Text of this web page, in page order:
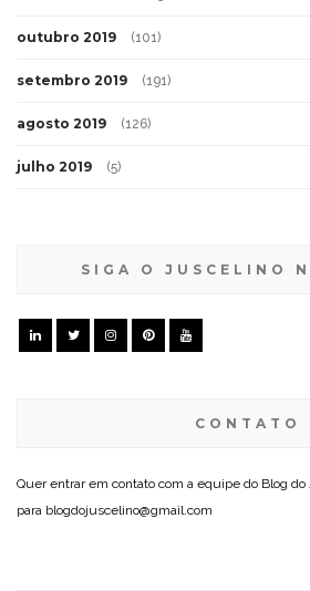
outubro 2019 (101)
setembro 2019 (191)
agosto 2019 (126)
julho 2019 (5)
SIGA O JUSCELINO
CONTATO
Quer entrar em contato com a equipe do Blog
para blogdojuscelino@gmail.com